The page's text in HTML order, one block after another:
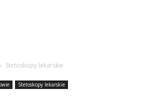
Stetoskopy lekarskie
Stetoskopy lekarskie